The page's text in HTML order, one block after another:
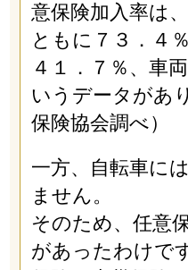
意保険加入率は
ともに７３．４
４１．７％、車
いうデータがあ
保険協会調べ）
一方、自転車に
ません。
そのため、任意
があったわけで